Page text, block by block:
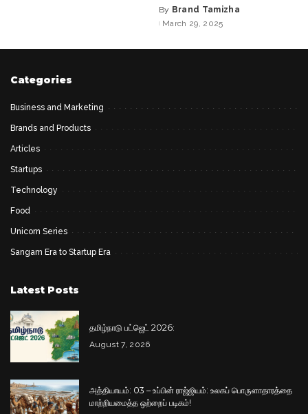
Posted
by
By Brand Tamizha
March 29, 2025
Categories
Business and Marketing
Brands and Products
Articles
Startups
Technology
Food
Unicorn Series
Sangam Era to Startup Era
Latest Posts
தமிழ்நாடு பட்ஜெட் 2026:
August 7, 2026
அத்தியாயம்: 03 – உப்பின் ராஜ்ஜியம்: உலகப் பொருளாதாரத்தை
மாற்றியமைத்த ஒற்றைப் படிகம்!